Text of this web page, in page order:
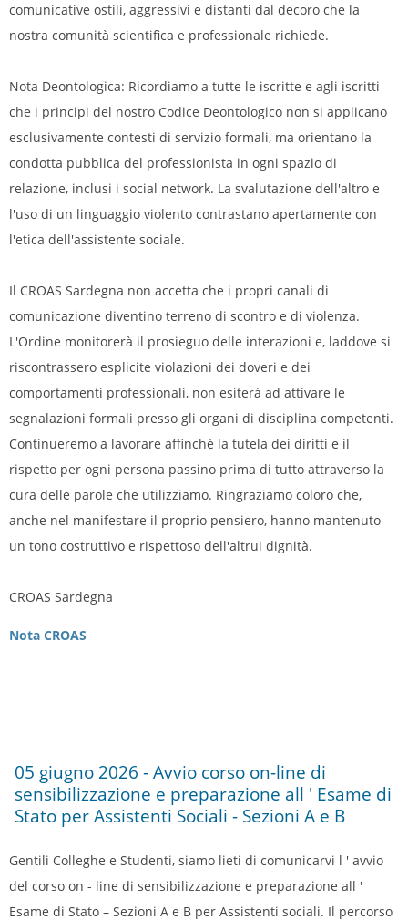
comunicative ostili, aggressivi e distanti dal decoro che la
nostra comunità scientifica e professionale richiede.
Nota Deontologica: Ricordiamo a tutte le iscritte e agli iscritti
che i principi del nostro Codice Deontologico non si applicano
esclusivamente contesti di servizio formali, ma orientano la
condotta pubblica del professionista in ogni spazio di
relazione, inclusi i social network. La svalutazione dell'altro e
l'uso di un linguaggio violento contrastano apertamente con
l'etica dell'assistente sociale.
Il CROAS Sardegna non accetta che i propri canali di
comunicazione diventino terreno di scontro e di violenza.
L'Ordine monitorerà il prosieguo delle interazioni e, laddove si
riscontrassero esplicite violazioni dei doveri e dei
comportamenti professionali, non esiterà ad attivare le
segnalazioni formali presso gli organi di disciplina competenti.
Continueremo a lavorare affinché la tutela dei diritti e il
rispetto per ogni persona passino prima di tutto attraverso la
cura delle parole che utilizziamo. Ringraziamo coloro che,
anche nel manifestare il proprio pensiero, hanno mantenuto
un tono costruttivo e rispettoso dell'altrui dignità.
CROAS Sardegna
Nota CROAS
05 giugno 2026 - Avvio corso on-line di
sensibilizzazione e preparazione all ' Esame di
Stato per Assistenti Sociali - Sezioni A e B
Gentili Colleghe e Studenti, siamo lieti di comunicarvi l ' avvio
del corso on - line di sensibilizzazione e preparazione all '
Esame di Stato – Sezioni A e B per Assistenti sociali. Il percorso